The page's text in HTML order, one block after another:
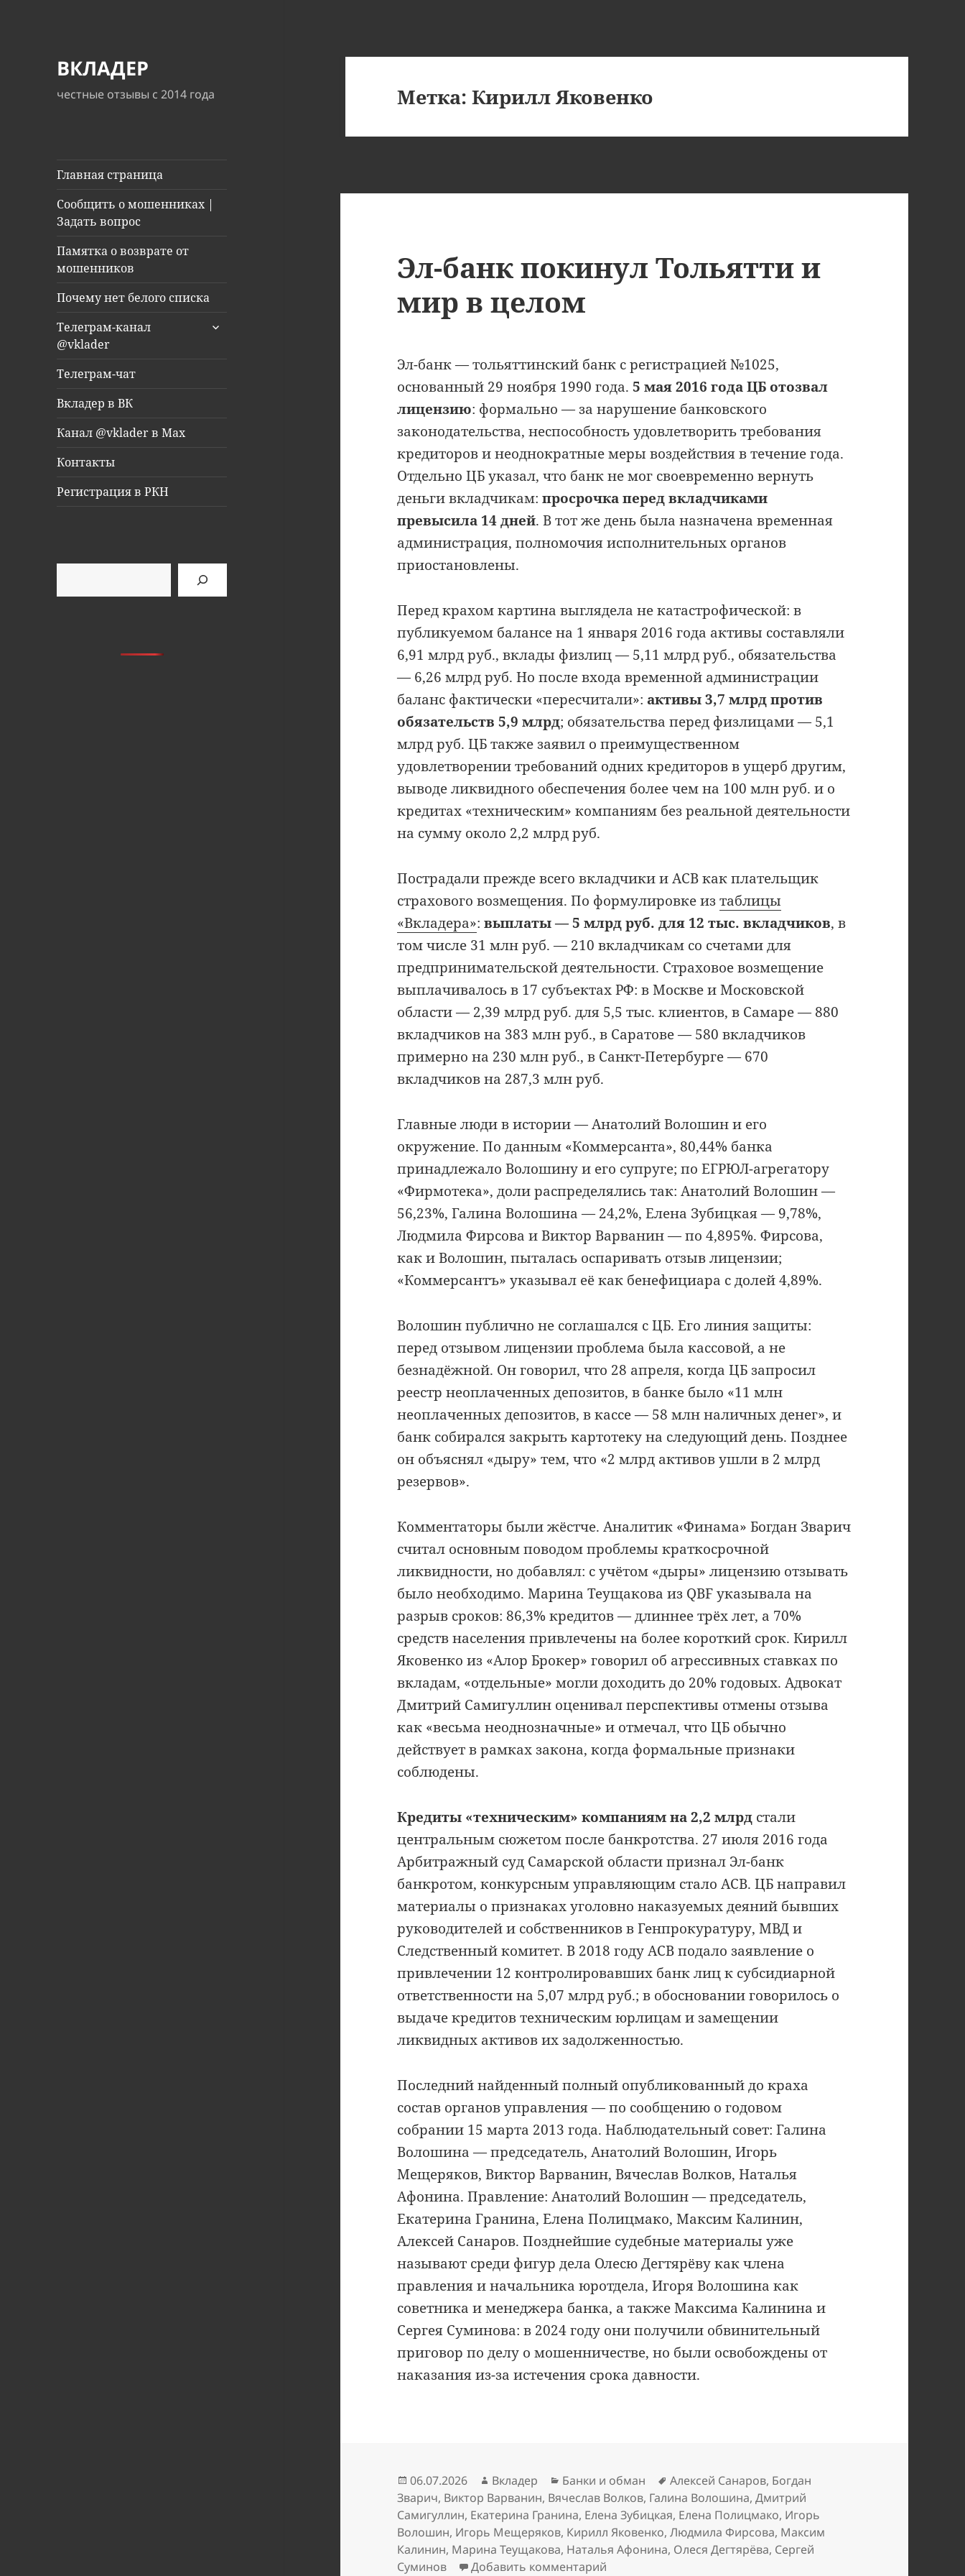
ВКЛАДЕР
честные отзывы с 2014 года
Главная страница
Сообщить о мошенниках |
Задать вопрос
Памятка о возврате от
мошенников
Почему нет белого списка
Телеграм-канал
@vklader
раскрыть
Телеграм-чат
Вкладер в ВК
Канал @vklader в Max
Контакты
Регистрация в РКН
Метка:Кирилл Яковенко
Эл-банк покинул Тольятти и
мир в целом
Эл-банк — тольяттинский банк с регистрацией №1025,
основанный 29 ноября 1990 года.5 мая 2016 года ЦБ отозвал
лицензию: формально — за нарушение банковского
законодательства, неспособность удовлетворить требования
кредиторов и неоднократные меры воздействия в течение года.
Отдельно ЦБ указал, что банк не мог своевременно вернуть
деньги вкладчикам:просрочка перед вкладчиками
превысила 14 дней. В тот же день была назначена временная
администрация, полномочия исполнительных органов
приостановлены.
Перед крахом картина выглядела не катастрофической: в
публикуемом балансе на 1 января 2016 года активы составляли
6,91 млрд руб., вклады физлиц — 5,11 млрд руб., обязательства
— 6,26 млрд руб. Но после входа временной администрации
баланс фактически «пересчитали»: активы 3,7 млрд против
обязательств 5,9 млрд; обязательства перед физлицами — 5,1
млрд руб. ЦБ также заявил о преимущественном
удовлетворении требований одних кредиторов в ущерб другим,
выводе ликвидного обеспечения более чем на 100 млн руб. и о
кредитах «техническим» компаниям без реальной деятельности
на сумму около 2,2 млрд руб.
Пострадали прежде всего вкладчики и АСВ как плательщик
страхового возмещения. По формулировке изтаблицы
«Вкладера»:выплаты — 5 млрд руб. для 12 тыс. вкладчиков, в
том числе 31 млн руб. — 210 вкладчикам со счетами для
предпринимательской деятельности. Страховое возмещение
выплачивалось в 17 субъектах РФ: в Москве и Московской
области — 2,39 млрд руб. для 5,5 тыс. клиентов, в Самаре — 880
вкладчиков на 383 млн руб., в Саратове — 580 вкладчиков
примерно на 230 млн руб., в Санкт-Петербурге — 670
вкладчиков на 287,3 млн руб.
Главные люди в истории — Анатолий Волошин и его
окружение. По данным «Коммерсанта», 80,44% банка
принадлежало Волошину и его супруге; по ЕГРЮЛ-агрегатору
«Фирмотека», доли распределялись так: Анатолий Волошин —
56,23%, Галина Волошина — 24,2%, Елена Зубицкая — 9,78%,
Людмила Фирсова и Виктор Варванин — по 4,895%. Фирсова,
как и Волошин, пыталась оспаривать отзыв лицензии;
«Коммерсантъ» указывал её как бенефициара с долей 4,89%.
Волошин публично не соглашался с ЦБ. Его линия защиты:
перед отзывом лицензии проблема была кассовой, а не
безнадёжной. Он говорил, что 28 апреля, когда ЦБ запросил
реестр неоплаченных депозитов, в банке было «11 млн
неоплаченных депозитов, в кассе — 58 млн наличных денег», и
банк собирался закрыть картотеку на следующий день. Позднее
он объяснял «дыру» тем, что «2 млрд активов ушли в 2 млрд
резервов».
Комментаторы были жёстче. Аналитик «Финама» Богдан Зварич
считал основным поводом проблемы краткосрочной
ликвидности, но добавлял: с учётом «дыры» лицензию отзывать
было необходимо. Марина Теущакова из QBF указывала на
разрыв сроков: 86,3% кредитов — длиннее трёх лет, а 70%
средств населения привлечены на более короткий срок. Кирилл
Яковенко из «Алор Брокер» говорил об агрессивных ставках по
вкладам, «отдельные» могли доходить до 20% годовых. Адвокат
Дмитрий Самигуллин оценивал перспективы отмены отзыва
как «весьма неоднозначные» и отмечал, что ЦБ обычно
действует в рамках закона, когда формальные признаки
соблюдены.
Кредиты «техническим» компаниям на 2,2 млрд стали
центральным сюжетом после банкротства. 27 июля 2016 года
Арбитражный суд Самарской области признал Эл-банк
банкротом, конкурсным управляющим стало АСВ. ЦБ направил
материалы о признаках уголовно наказуемых деяний бывших
руководителей и собственников в Генпрокуратуру, МВД и
Следственный комитет. В 2018 году АСВ подало заявление о
привлечении 12 контролировавших банк лиц к субсидиарной
ответственности на 5,07 млрд руб.; в обосновании говорилось о
выдаче кредитов техническим юрлицам и замещении
ликвидных активов их задолженностью.
Последний найденный полный опубликованный до краха
состав органов управления — по сообщению о годовом
собрании 15 марта 2013 года. Наблюдательный совет: Галина
Волошина — председатель, Анатолий Волошин, Игорь
Мещеряков, Виктор Варванин, Вячеслав Волков, Наталья
Афонина. Правление: Анатолий Волошин — председатель,
Екатерина Гранина, Елена Полицмако, Максим Калинин,
Алексей Санаров. Позднейшие судебные материалы уже
называют среди фигур дела Олесю Дегтярёву как члена
правления и начальника юротдела, Игоря Волошина как
советника и менеджера банка, а также Максима Калинина и
Сергея Суминова: в 2024 году они получили обвинительный
приговор по делу о мошенничестве, но были освобождены от
наказания из-за истечения срока давности.
Опубликовано
06.07.2026 Автор
Вкладер Рубрики
Банки и обман Метки
Алексей Санаров, Богдан
Зварич, Виктор Варванин, Вячеслав Волков, Галина Волошина,Дмитрий
Самигуллин, Екатерина Гранина, Елена Зубицкая, Елена Полицмако, Игорь
Волошин, Игорь Мещеряков, Кирилл Яковенко,Людмила Фирсова, Максим
Калинин, Марина Теущакова, Наталья Афонина, Олеся Дегтярёва, Сергей
Суминов
Добавить комментарий